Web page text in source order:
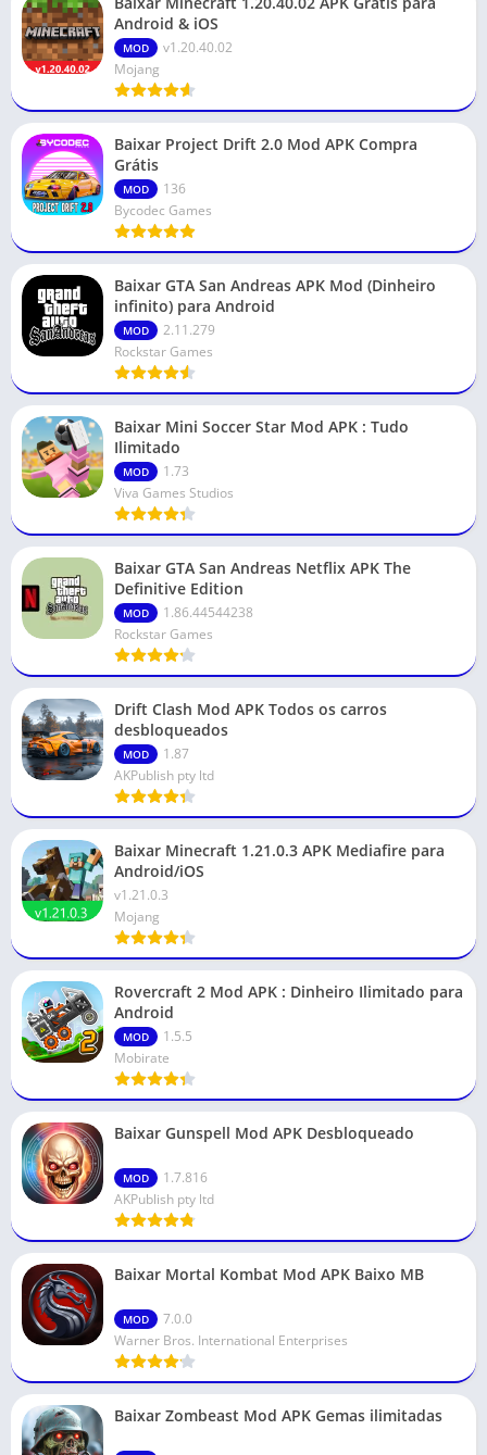
Android & iOS
MOD
v1.20.40.02
Mojang
Baixar Project Drift 2.0 Mod APK Compra
Grátis
MOD
136
Bycodec Games
Baixar GTA San Andreas APK Mod (Dinheiro
infinito) para Android
MOD
2.11.279
Rockstar Games
Baixar Mini Soccer Star Mod APK : Tudo
Ilimitado
MOD
1.73
Viva Games Studios
Baixar GTA San Andreas Netflix APK The
Definitive Edition
MOD
1.86.44544238
Rockstar Games
Drift Clash Mod APK Todos os carros
desbloqueados
MOD
1.87
AKPublish pty ltd
Baixar Minecraft 1.21.0.3 APK Mediafire para
Android/iOS
v1.21.0.3
Mojang
Rovercraft 2 Mod APK : Dinheiro Ilimitado para
Android
MOD
1.5.5
Mobirate
Baixar Gunspell Mod APK Desbloqueado
MOD
1.7.816
AKPublish pty ltd
Baixar Mortal Kombat Mod APK Baixo MB
MOD
7.0.0
Warner Bros. International Enterprises
Baixar Zombeast Mod APK Gemas ilimitadas